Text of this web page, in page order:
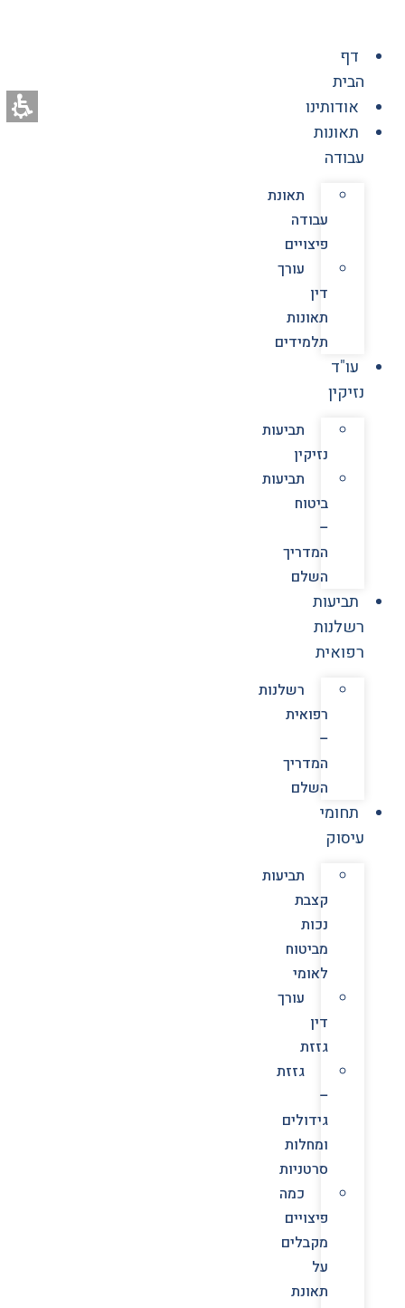
דף
הבית
אודותינו
תאונות
עבודה
תאונת
עבודה
פיצויים
עורך
דין
תאונות
תלמידים
עו"ד
נזיקין
תביעות
נזיקין
תביעות
ביטוח
–
המדריך
השלם
תביעות
רשלנות
רפואית
רשלנות
רפואית
–
המדריך
השלם
תחומי
עיסוק
תביעות
קצבת
נכות
מביטוח
לאומי
עורך
דין
גזזת
גזזת
–
גידולים
ומחלות
סרטניות
כמה
פיצויים
מקבלים
על
תאונת